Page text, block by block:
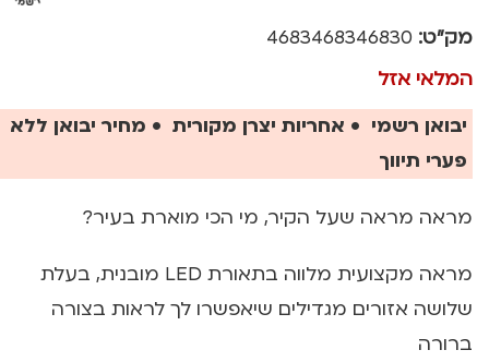
מק"ט: 4683468346830
המלאי אזל
יבואן רשמי • אחריות יצרן מקורית • מחיר יבואן ללא
פערי תיווך
מראה מראה שעל הקיר, מי הכי מוארת בעיר?
מראה מקצועית מלווה בתאורת LED מובנית, בעלת
שלושה אזורים מגדילים שיאפשרו לך לראות בצורה
ברורה